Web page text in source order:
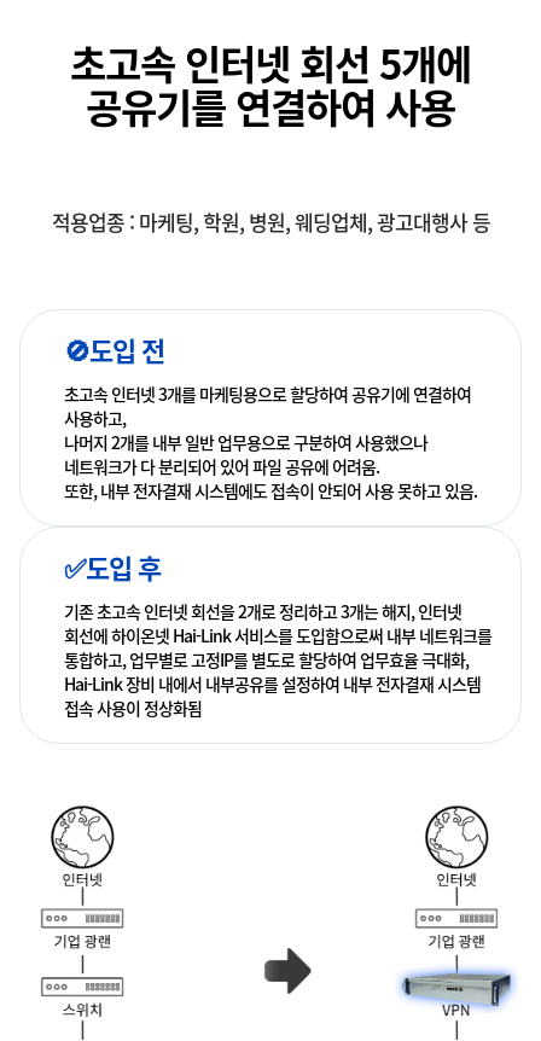
초고속 인터넷 회선 5개에
공유기를 연결하여 사용
적용업종 : 마케팅, 학원, 병원, 웨딩업체, 광고대행사 등
🚫도입 전
초고속 인터넷 3개를 마케팅용으로 할당하여 공유기에 연결하여
사용하고,
나머지 2개를 내부 일반 업무용으로 구분하여 사용했으나
네트워크가 다 분리되어 있어 파일 공유에 어려움.
또한, 내부 전자결재 시스템에도 접속이 안되어 사용 못하고 있음.
✅도입 후
기존 초고속 인터넷 회선을 2개로 정리하고 3개는 해지, 인터넷
회선에 하이온넷 Hai-Link 서비스를 도입함으로써 내부 네트워크를
통합하고, 업무별로 고정IP를 별도로 할당하여 업무효율 극대화,
Hai-Link 장비 내에서 내부공유를 설정하여 내부 전자결재 시스템
접속 사용이 정상화됨